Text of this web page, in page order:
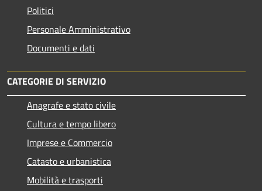
Politici
Personale Amministrativo
Documenti e dati
CATEGORIE DI SERVIZIO
Anagrafe e stato civile
Cultura e tempo libero
Imprese e Commercio
Catasto e urbanistica
Mobilità e trasporti